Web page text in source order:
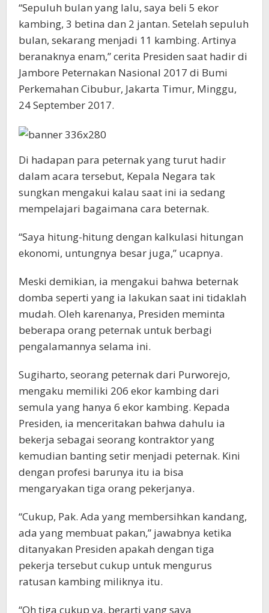
“Sepuluh bulan yang lalu, saya beli 5 ekor
kambing, 3 betina dan 2 jantan. Setelah sepuluh
bulan, sekarang menjadi 11 kambing. Artinya
beranaknya enam,” cerita Presiden saat hadir di
Jambore Peternakan Nasional 2017 di Bumi
Perkemahan Cibubur, Jakarta Timur, Minggu,
24 September 2017.
Di hadapan para peternak yang turut hadir
dalam acara tersebut, Kepala Negara tak
sungkan mengakui kalau saat ini ia sedang
mempelajari bagaimana cara beternak.
“Saya hitung-hitung dengan kalkulasi hitungan
ekonomi, untungnya besar juga,” ucapnya.
Meski demikian, ia mengakui bahwa beternak
domba seperti yang ia lakukan saat ini tidaklah
mudah. Oleh karenanya, Presiden meminta
beberapa orang peternak untuk berbagi
pengalamannya selama ini.
Sugiharto, seorang peternak dari Purworejo,
mengaku memiliki 206 ekor kambing dari
semula yang hanya 6 ekor kambing. Kepada
Presiden, ia menceritakan bahwa dahulu ia
bekerja sebagai seorang kontraktor yang
kemudian banting setir menjadi peternak. Kini
dengan profesi barunya itu ia bisa
mengaryakan tiga orang pekerjanya.
“Cukup, Pak. Ada yang membersihkan kandang,
ada yang membuat pakan,” jawabnya ketika
ditanyakan Presiden apakah dengan tiga
pekerja tersebut cukup untuk mengurus
ratusan kambing miliknya itu.
“Oh tiga cukup ya, berarti yang saya